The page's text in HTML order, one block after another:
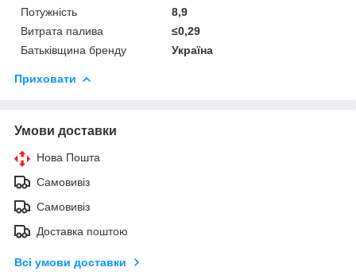
Потужність
8,9
Витрата палива
≤0,29
Батьківщина бренду
Україна
Приховати
Умови доставки
Нова Пошта
Самовивіз
Самовивіз
Доставка поштою
Всі умови доставки